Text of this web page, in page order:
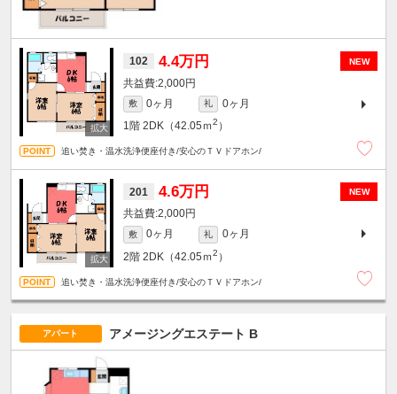
NEW
102 4.4万円
2,000円
敷 0ヶ月 礼
0ヶ月
1階 2DK（42.05ｍ2 ）
追い焚き・温水洗浄便座付き/安心のＴＶドアホン/
NEW
201 4.6万円
2,000円
敷 0ヶ月 礼
0ヶ月
2階 2DK（42.05ｍ2 ）
追い焚き・温水洗浄便座付き/安心のＴＶドアホン/
アパート アメージングエステート B